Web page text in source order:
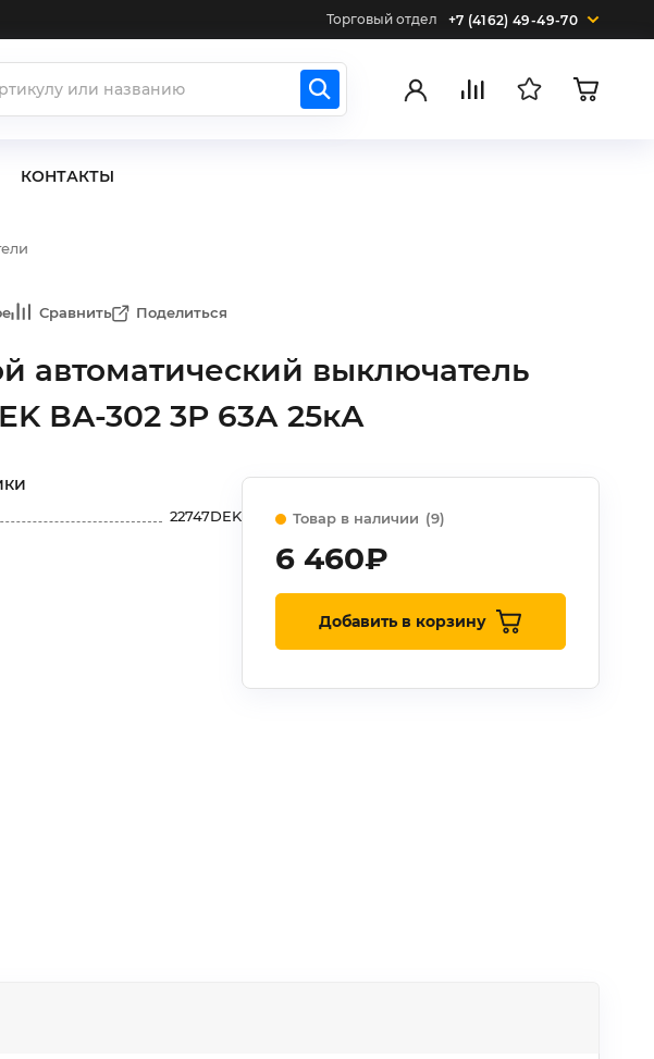
Торговый отдел +7 (4162) 49-49-70
КОНТАКТЫ
Сравнить Поделиться
автоматический выключатель
ВА-302 3Р 63А 25кА
22747DEK Товар в наличии (9)
6 460₽
Добавить в корзину